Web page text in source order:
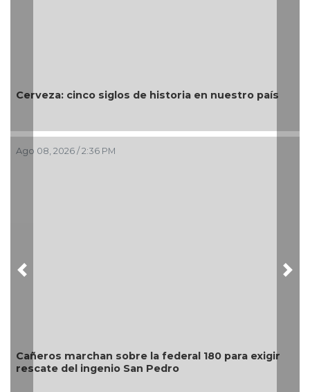
Cerveza: cinco siglos de historia en nuestro país
Ago 08, 2026 / 2:36 PM
Cañeros marchan sobre la federal 180 para exigir
rescate del ingenio San Pedro
Previous